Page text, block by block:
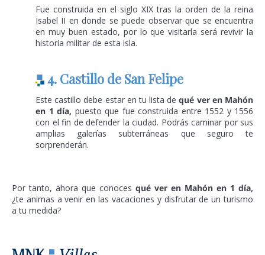
Fue construida en el siglo XIX tras la orden de la reina
Isabel II en donde se puede observar que se encuentra
en muy buen estado, por lo que visitarla será revivir la
historia militar de esta isla.
4. Castillo de San Felipe
Este castillo debe estar en tu lista dequé ver en Mahón
en 1 día, puesto que fue construida entre 1552 y 1556
con el fin de defender la ciudad. Podrás caminar por sus
amplias galerías subterráneas que seguro te
sorprenderán.
Por tanto, ahora que conoces qué ver en Mahón en 1 día,
¿te animas a venir en las vacaciones y disfrutar de un turismo
a tu medida?